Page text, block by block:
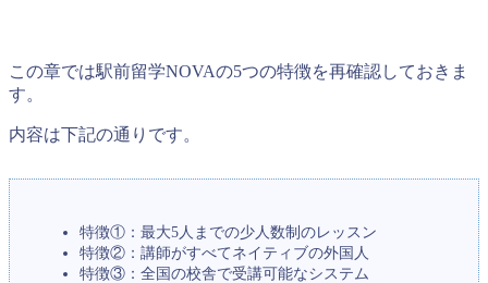
この章では駅前留学NOVAの5つの特徴を再確認しておきま
す。
内容は下記の通りです。
特徴①：最大5人までの少人数制のレッスン
特徴②：講師がすべてネイティブの外国人
特徴③：全国の校舎で受講可能なシステム